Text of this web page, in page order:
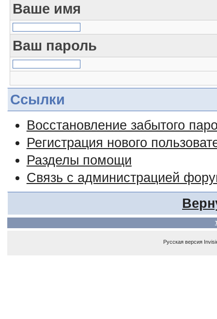
Ваше имя
Ваш пароль
Ссылки
Восстановление забытого
Регистрация нового
Разделы помощи
Связь с администрацией
Русская версия